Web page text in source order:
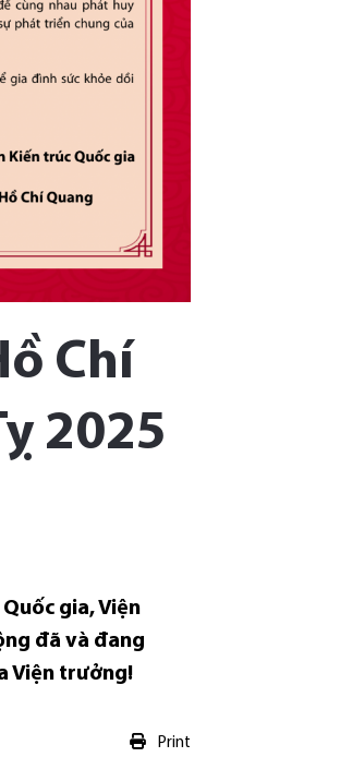
Chí
2025
gia, Viện
đã và đang
Viện trưởng!
Print